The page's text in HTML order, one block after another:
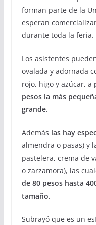
forman parte de la
esperan
durante toda la feria.
Los asistentes
ovalada y adornada
rojo, higo y azúcar, a
pesos la más
grande.
Además las hay
almendra o pasas) y
pastelera, crema de
o zarzamora), las
de 80 pesos hasta
tamaño.
Subrayó que es un